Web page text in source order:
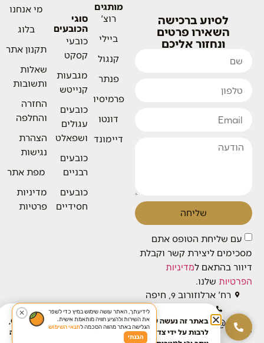
מותגים
רוצ'
ביילי
קנגול
פנתר
פרמיסיו
דונטו
דיימונד
סוגי
הכובעים
כובעי
קסקט
מגבעות
קנייטש
כובעים
עגולים
ושפאלט
כובעים
רבניים
כובעים
חסידיים
מי אנחנו
בלוג
תקנון אתר
שאלות
ותשובות
החזרה
והחלפה
הצהרת
נגישות
מפת אתר
מדיניות
פרטיות
לסיוע ברכישה
השאירו פרטים
ונחזור אליכם
עם שליחת הטופס אתם
מסכימים ליצירת קשר וקבלת
דיוור בהתאם למדיניות
הפרטיות שלנו.
שליחה
רח' ארלוזורוב 9, חיפה
04-8268800
baronhats.service@gm
ail.com
✕
לידיעתך, האתר עושה שימוש במיץ כדי לשפר
את השירות ולהציע חוויה מותאמת אישית.
הגלישה באתר מהווה הסכמה לתנאי השימוש
הבנתי
באתר זה נעשה שימוש בטכנולוגיות איסוף מידע כגון Cookies,
לרבות על ידי צדדים שלישיים, כדי לספק לך חוויית גלישה טובה